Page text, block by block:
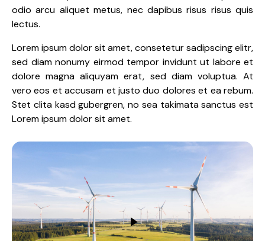
odio arcu aliquet metus, nec dapibus risus risus quis
lectus.
Lorem ipsum dolor sit amet, consetetur sadipscing elitr,
sed diam nonumy eirmod tempor invidunt ut labore et
dolore magna aliquyam erat, sed diam voluptua. At
vero eos et accusam et justo duo dolores et ea rebum.
Stet clita kasd gubergren, no sea takimata sanctus est
Lorem ipsum dolor sit amet.